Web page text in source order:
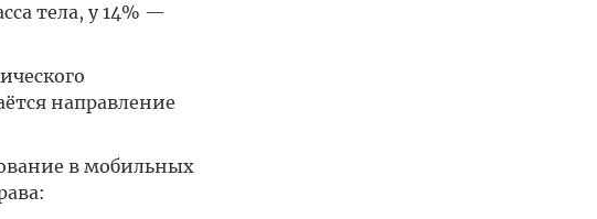
тела, у 14% —
направление
в мобильных